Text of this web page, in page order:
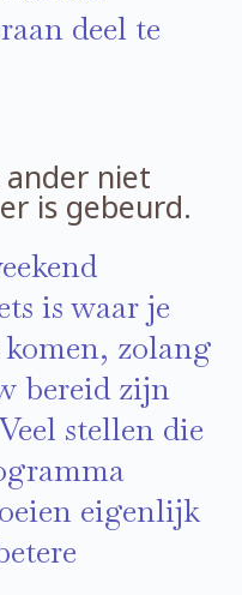
deel te
ander niet
is gebeurd.
is waar je
zolang
bereid zijn
stellen die
eigenlijk